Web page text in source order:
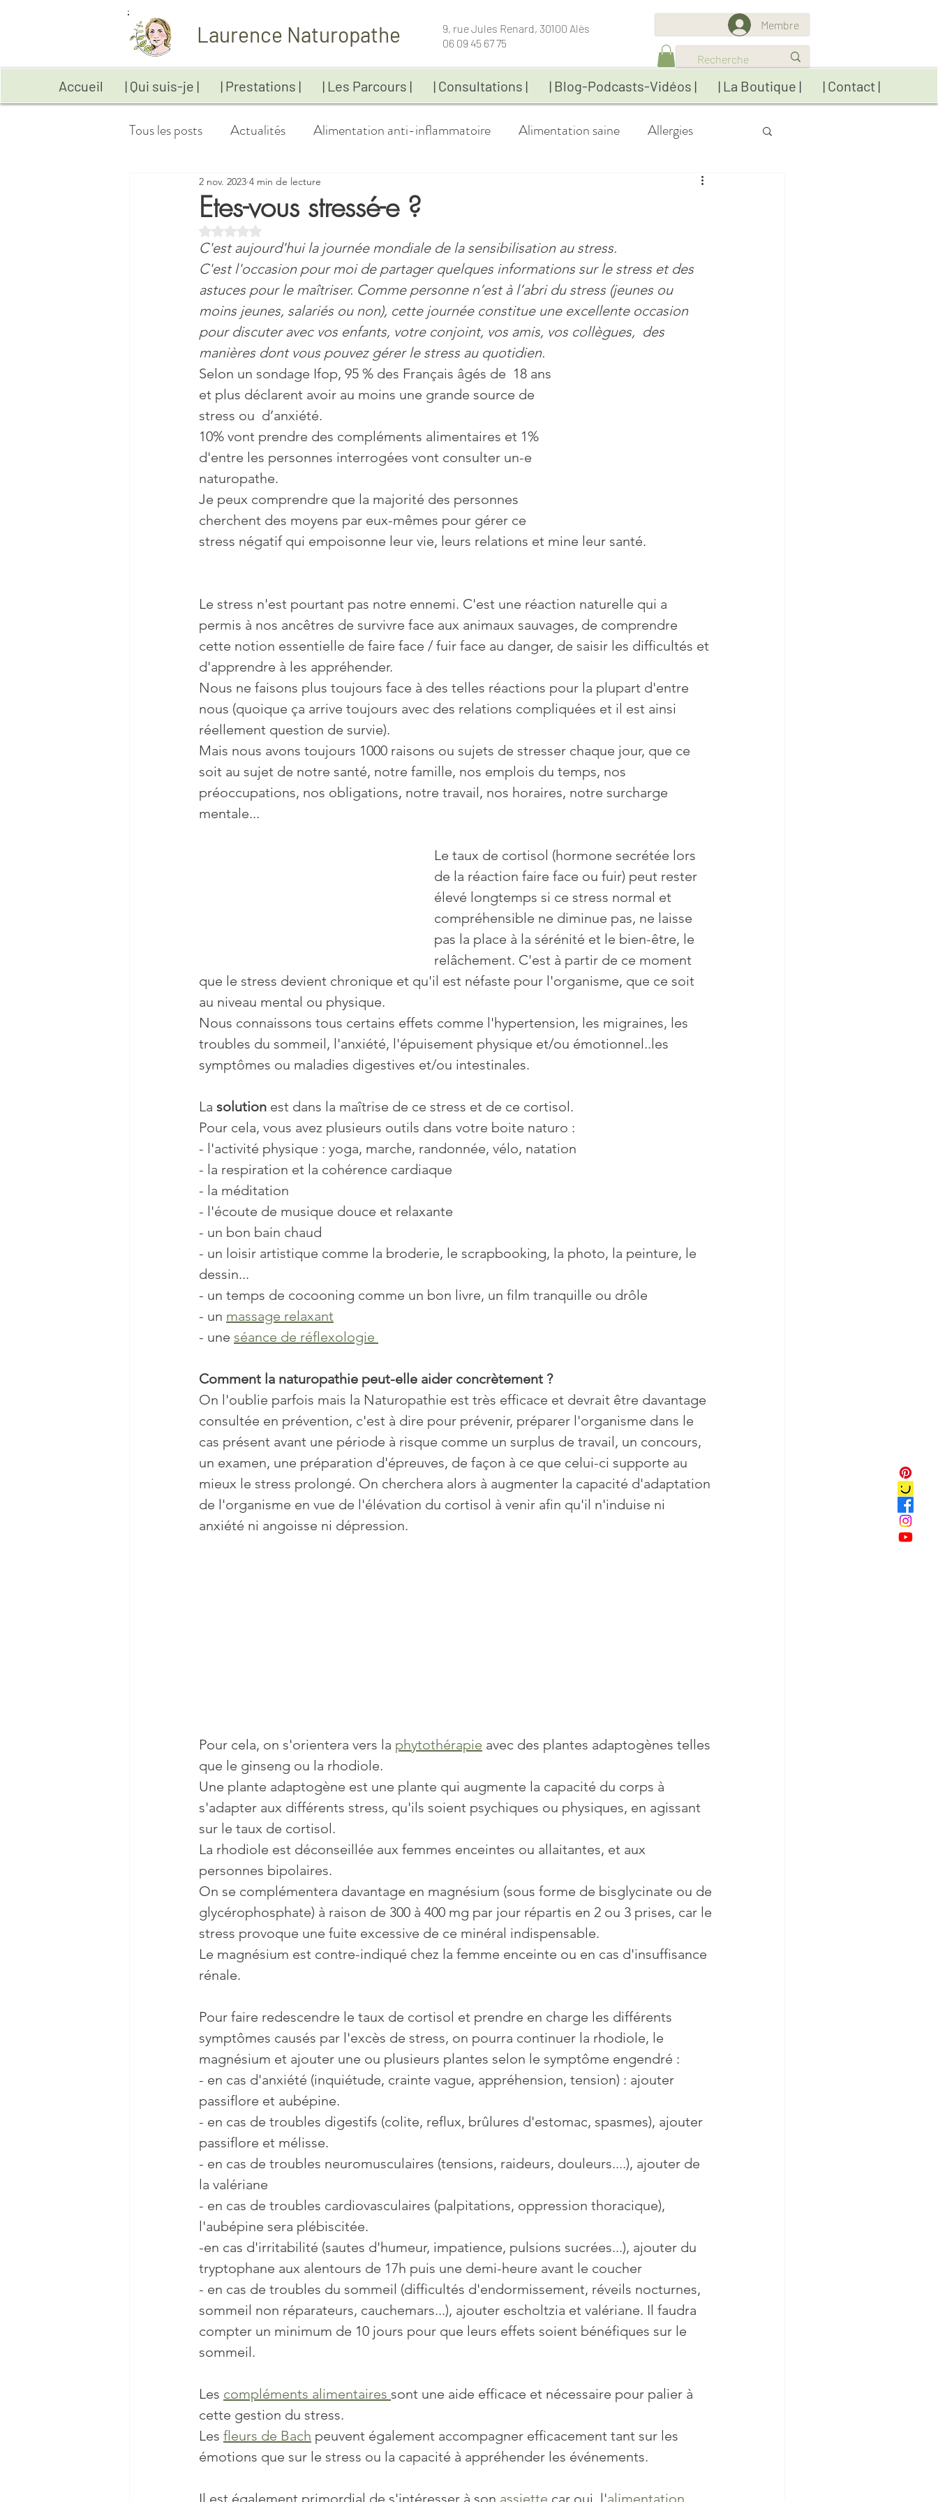
Membre
Laurence Naturopathe
9, rue Jules Renard, 30100 Alès
06 09 45 67 75
Accueil | Qui suis-je | | Prestations | | Les Parcours | | Consultations | | Blog-Podcasts-Vidéos | | La Boutique | | Contact |
Tous les posts Actualités Alimentation anti-inflammatoire Alimentation saine Allergies
Aromathérapie Détox
Digestion Emotions Fatigue Gestion du poids Immunité Infos-pratiques
Maladies auto-immunes Maladies chroniques Naturopathie Recettes Réflexions
Sommeil Stress Vie-quotidienne Prévention Sans gluten
Nutrition Cerveau
Etes-vous stressé-e ?
2 nov. 2023 4 min de lecture
Noté NaN étoiles sur 5.
C'est aujourd'hui la journée mondiale de la sensibilisation au stress.
C'est l'occasion pour moi de partager quelques informations sur le stress et des
astuces pour le maîtriser. Comme personne n’est à l’abri du stress (jeunes ou
moins jeunes, salariés ou non), cette journée constitue une excellente occasion
pour discuter avec vos enfants, votre conjoint, vos amis, vos collègues,  des
manières dont vous pouvez gérer le stress au quotidien.
Selon un sondage Ifop, 95 % des Français âgés de  18 ans
et plus déclarent avoir au moins une grande source de
stress ou  d’anxiété.
10% vont prendre des compléments alimentaires et 1%
d'entre les personnes interrogées vont consulter un-e
naturopathe.
Je peux comprendre que la majorité des personnes
cherchent des moyens par eux-mêmes pour gérer ce
stress négatif qui empoisonne leur vie, leurs relations et mine leur santé.
Le stress n'est pourtant pas notre ennemi. C'est une réaction naturelle qui a
permis à nos ancêtres de survivre face aux animaux sauvages, de comprendre
cette notion essentielle de faire face / fuir face au danger, de saisir les difficultés et
d'apprendre à les appréhender.
Nous ne faisons plus toujours face à des telles réactions pour la plupart d'entre
nous (quoique ça arrive toujours avec des relations compliquées et il est ainsi
réellement question de survie).
Mais nous avons toujours 1000 raisons ou sujets de stresser chaque jour, que ce
soit au sujet de notre santé, notre famille, nos emplois du temps, nos
préoccupations, nos obligations, notre travail, nos horaires, notre surcharge
mentale...
Le taux de cortisol (hormone secrétée lors
de la réaction faire face ou fuir) peut rester
élevé longtemps si ce stress normal et
compréhensible ne diminue pas, ne laisse
pas la place à la sérénité et le bien-être, le
relâchement. C'est à partir de ce moment
que le stress devient chronique et qu'il est néfaste pour l'organisme, que ce soit
au niveau mental ou physique.
Nous connaissons tous certains effets comme l'hypertension, les migraines, les
troubles du sommeil, l'anxiété, l'épuisement physique et/ou émotionnel..les
symptômes ou maladies digestives et/ou intestinales.
La solution est dans la maîtrise de ce stress et de ce cortisol.
Pour cela, vous avez plusieurs outils dans votre boite naturo :
- l'activité physique : yoga, marche, randonnée, vélo, natation
- la respiration et la cohérence cardiaque
- la méditation
- l'écoute de musique douce et relaxante
- un bon bain chaud
- un loisir artistique comme la broderie, le scrapbooking, la photo, la peinture, le
dessin...
- un temps de cocooning comme un bon livre, un film tranquille ou drôle
- un massage relaxant
- une séance de réflexologie
Comment la naturopathie peut-elle aider concrètement ?
On l'oublie parfois mais la Naturopathie est très efficace et devrait être davantage
consultée en prévention, c'est à dire pour prévenir, préparer l'organisme dans le
cas présent avant une période à risque comme un surplus de travail, un concours,
un examen, une préparation d'épreuves, de façon à ce que celui-ci supporte au
mieux le stress prolongé. On cherchera alors à augmenter la capacité d'adaptation
de l'organisme en vue de l'élévation du cortisol à venir afin qu'il n'induise ni
anxiété ni angoisse ni dépression.
Pour cela, on s'orientera vers la phytothérapie avec des plantes adaptogènes telles
que le ginseng ou la rhodiole.
Une plante adaptogène est une plante qui augmente la capacité du corps à
s'adapter aux différents stress, qu'ils soient psychiques ou physiques, en agissant
sur le taux de cortisol.
La rhodiole est déconseillée aux femmes enceintes ou allaitantes, et aux
personnes bipolaires.
On se complémentera davantage en magnésium (sous forme de bisglycinate ou de
glycérophosphate) à raison de 300 à 400 mg par jour répartis en 2 ou 3 prises, car le
stress provoque une fuite excessive de ce minéral indispensable.
Le magnésium est contre-indiqué chez la femme enceinte ou en cas d'insuffisance
rénale.
Pour faire redescendre le taux de cortisol et prendre en charge les différents
symptômes causés par l'excès de stress, on pourra continuer la rhodiole, le
magnésium et ajouter une ou plusieurs plantes selon le symptôme engendré :
- en cas d'anxiété (inquiétude, crainte vague, appréhension, tension) : ajouter
passiflore et aubépine.
- en cas de troubles digestifs (colite, reflux, brûlures d'estomac, spasmes), ajouter
passiflore et mélisse.
- en cas de troubles neuromusculaires (tensions, raideurs, douleurs....), ajouter de
la valériane
- en cas de troubles cardiovasculaires (palpitations, oppression thoracique),
l'aubépine sera plébiscitée.
-en cas d'irritabilité (sautes d'humeur, impatience, pulsions sucrées...), ajouter du
tryptophane aux alentours de 17h puis une demi-heure avant le coucher
- en cas de troubles du sommeil (difficultés d'endormissement, réveils nocturnes,
sommeil non réparateurs, cauchemars...), ajouter escholtzia et valériane. Il faudra
compter un minimum de 10 jours pour que leurs effets soient bénéfiques sur le
sommeil.
Les compléments alimentaires sont une aide efficace et nécessaire pour palier à
cette gestion du stress.
Les fleurs de Bach peuvent également accompagner efficacement tant sur les
émotions que sur le stress ou la capacité à appréhender les événements.
Il est également primordial de s'intéresser à son assiette car oui, l'alimentation